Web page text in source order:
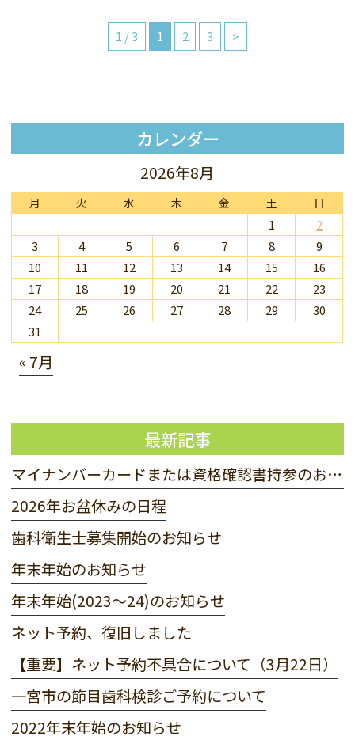
1 / 3 1 2 3 >
カレンダー
2026年8月
月 火 水 木 金 土 日
1
2
3
4 5 6 7 8
9
10
11 12 13 14 15
16
17
18 19 20 21 22
23
24
25 26 27 28 29
30
31
« 7月
最新記事
マイナンバーカードまたは資格確認書持参のお願い
2026年お盆休みの日程
歯科衛生士募集開始のお知らせ
年末年始のお知らせ
年末年始(2023〜24)のお知らせ
ネット予約、復旧しました
【重要】ネット予約不具合について（3月22日）
一宮市の節目歯科検診ご予約について
2022年末年始のお知らせ